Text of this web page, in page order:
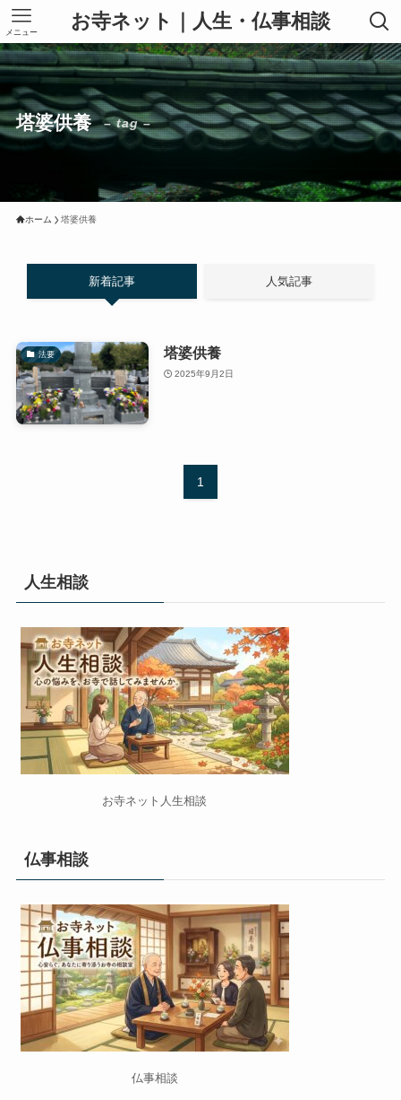
お寺ネット｜人生・仏事相談
メニュー
塔婆供養 – tag –
ホーム 塔婆供養
新着記事 人気記事
法要 塔婆供養
2025年9月2日
1
人生相談
お寺ネット人生相談
仏事相談
仏事相談